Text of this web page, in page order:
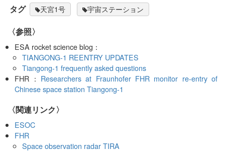
タグ 天宮1号 宇宙ステーション
〈参照〉
ESA rocket science blog：
TIANGONG-1 REENTRY UPDATES
Tiangong-1 frequently asked questions
FHR： Researchers at Fraunhofer FHR monitor re-entry of
Chinese space station Tiangong-1
〈関連リンク〉
ESOC
FHR
Space observation radar TIRA